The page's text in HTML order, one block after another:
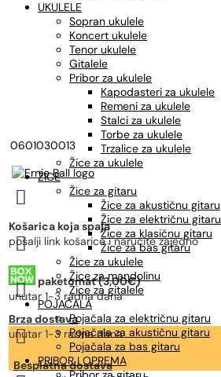
UKULELE
Sopran ukulele
Koncert ukulele
Tenor ukulele
Gitalele
Pribor za ukulele
Kapodasteri za ukulele
Remeni za ukulele
Stalci za ukulele
Torbe za ukulele
Trzalice za ukulele
Žice za ukulele
ŽICE
Žice za gitaru
Žice za akustičnu gitaru
Žice za električnu gitaru
Žice za klasičnu gitaru
Žice za bas gitaru
Žice za ukulele
Žice za mandolinu
Žice za gitalele
POJAČALA
Pojačala za električnu gitaru
Pojačala za akustičnu gitaru
Pojačala za bas gitaru
PRIBOR I OPREMA
0601030013

Košarica koja spaja
pošalji link košarice i naručite zajedno

paketomat (3,00€)
unutar 1-3 radna dana

Brza dostava
unutar 1-3 radna dana

Besplatna dostava